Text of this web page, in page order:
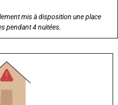
mis à disposition une place
pendant 4 nuitées.